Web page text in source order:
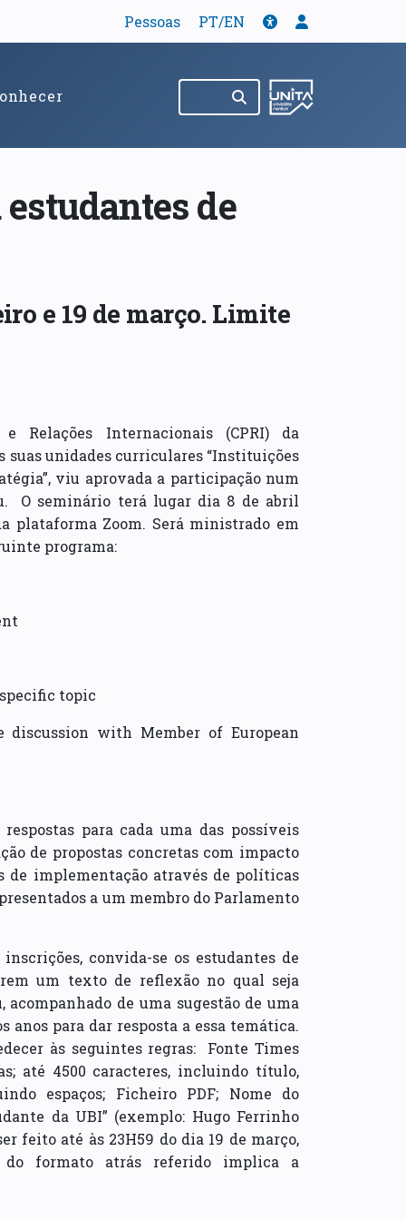
Pessoas PT/EN Tradução
Acessibilidade
Pesquisar no site (abre em
de
e 19 de março. Limite
Relações Internacionais (CPRI) da
suas unidades curriculares “Instituições
viu aprovada a participação num
O seminário terá lugar dia 8 de abril
plataforma Zoom. Será ministrado em
programa:
topic
with Member of European
para cada uma das possíveis
de propostas concretas com impacto
de implementação através de políticas
a um membro do Parlamento
convida-se os estudantes de
um texto de reflexão no qual seja
de uma sugestão de uma
para dar resposta a essa temática.
às seguintes regras: Fonte Times
até 4500 caracteres, incluindo título,
espaços; Ficheiro PDF; Nome do
da UBI” (exemplo: Hugo Ferrinho
feito até às 23H59 do dia 19 de março,
do formato atrás referido implica a